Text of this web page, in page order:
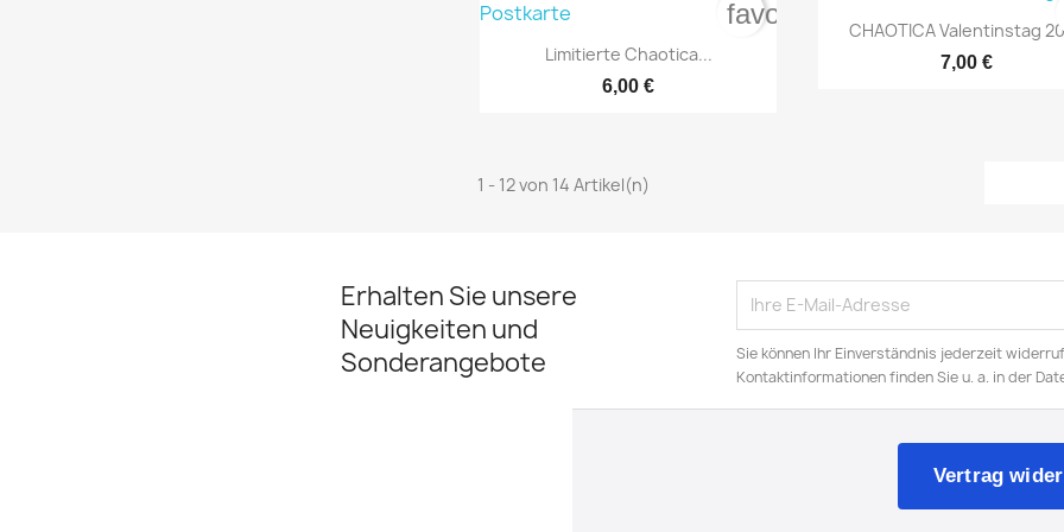
 Vorschau
Limitierte Chaotica...
6,00 €
favorite_border  Vorschau
CHAOTICA Valentinstag
7,00 €
1 - 12 von 14 Artikel(n)
Erhalten Sie unsere
Neuigkeiten und
Sonderangebote
Sie können Ihr Einverständnis jederzeit
Kontaktinformationen finden Sie u. a. in der
Vertrag